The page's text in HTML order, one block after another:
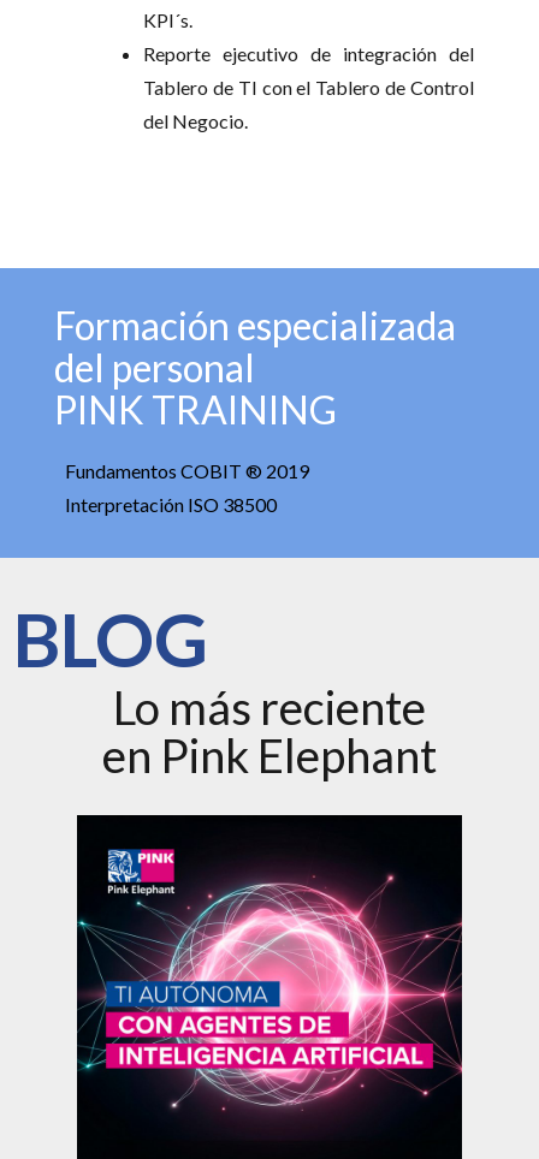
KPI´s.
Reporte ejecutivo de integración del
Tablero de TI con el Tablero de Control
del Negocio.
Formación especializada
del personal
PINK TRAINING
Fundamentos COBIT ® 2019
Interpretación ISO 38500
BLOG
Lo más reciente
en Pink Elephant